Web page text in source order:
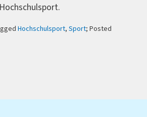
Hochschulsport, Sport; Posted